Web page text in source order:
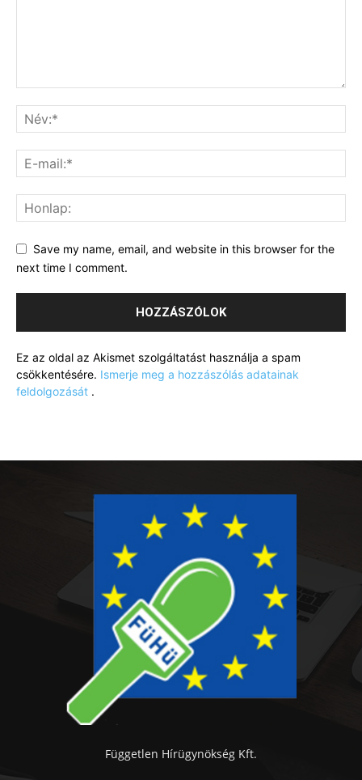
Save my name, email, and website in this browser for the
next time I comment.
Ez az oldal az Akismet szolgáltatást használja a spam
csökkentésére. Ismerje meg a hozzászólás adatainak
feldolgozását .
Független Hírügynökség Kft.